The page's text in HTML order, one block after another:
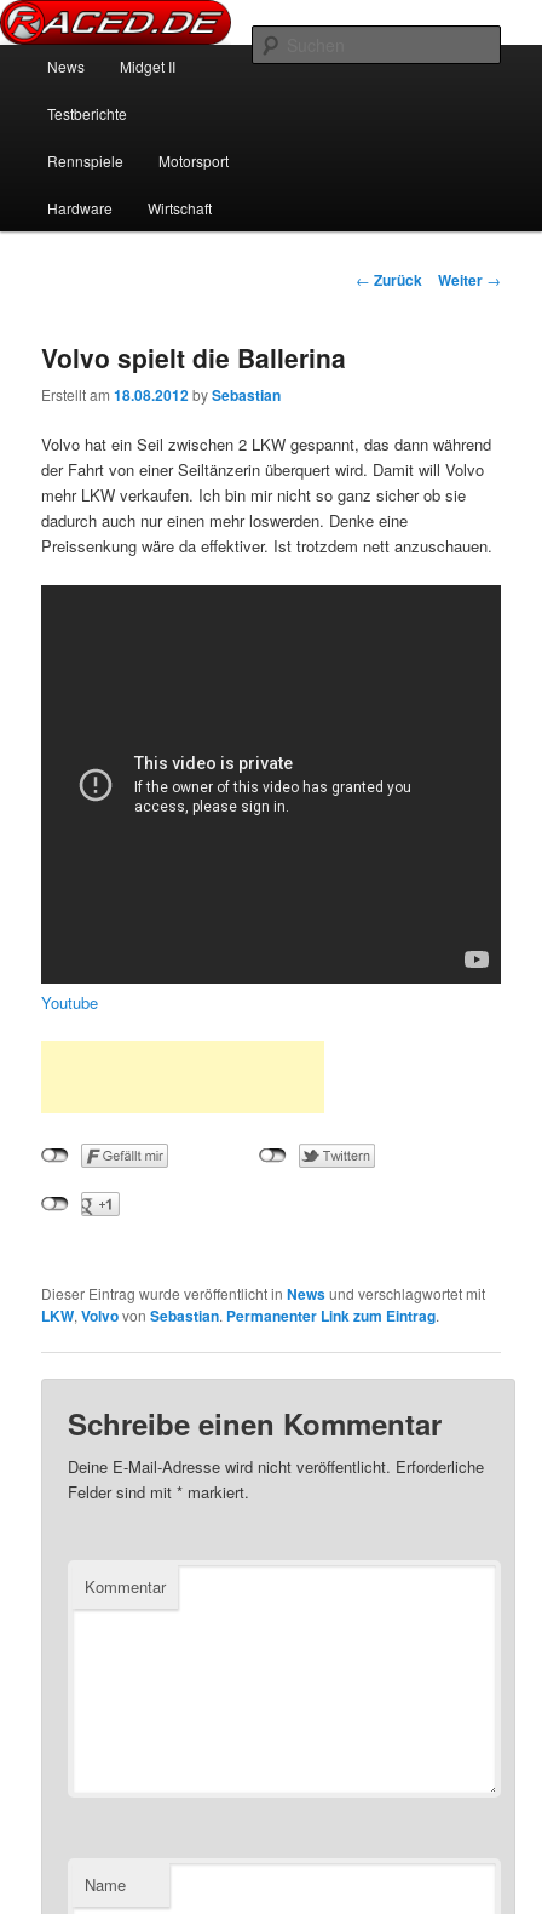
Raced.de
News über Rennspiele und der echten Autowelt
Zum Inhalt wechseln
Zum sekundären Inhalt wechseln
News Midget II
Testberichte
Rennspiele Motorsport
Hardware Wirtschaft
Beitrags-Navigation
← Zurück Weiter →
Volvo spielt die Ballerina
Erstellt am18.08.2012bySebastian
Volvo hat ein Seil zwischen 2 LKW gespannt, das dann während
der Fahrt von einer Seiltänzerin überquert wird. Damit will Volvo
mehr LKW verkaufen. Ich bin mir nicht so ganz sicher ob sie
dadurch auch nur einen mehr loswerden. Denke eine
Preissenkung wäre da effektiver. Ist trotzdem nett anzuschauen.
Youtube
Dieser Eintrag wurde veröffentlicht inNewsund verschlagwortet mit
LKW,VolvovonSebastian. Permanenter Link zum Eintrag.
Schreibe einen Kommentar
Deine E-Mail-Adresse wird nicht veröffentlicht. Erforderliche
Felder sind mit* markiert.
Kommentar
Name